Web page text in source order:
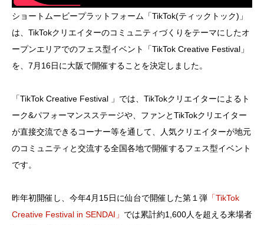
ショートムービープラットフォーム「TikTok(ティックトック)」
は、TikTokクリエイターのコミュニティづくりをテーマにしたオ
ープンエリアでのフェス型イベント「TikTok Creative Festival」
を、7月16日に大阪で開催することを決定しました。
「TikTok Creative Festival 」では、TikTokクリエイターによるト
ーク&パフォーマンスステージや、ファンとTikTokクリエイター
が直接交流できるコーナー等を通して、人気クリエイターが地元
のコミュニティと交流する全国各地で開催するフェス型イベント
です。
昨年初開催し、今年4月15日に仙台で開催した第１弾 「TikTok
Creative Festival in SENDAI」 では累計約1,600人を超える来場者